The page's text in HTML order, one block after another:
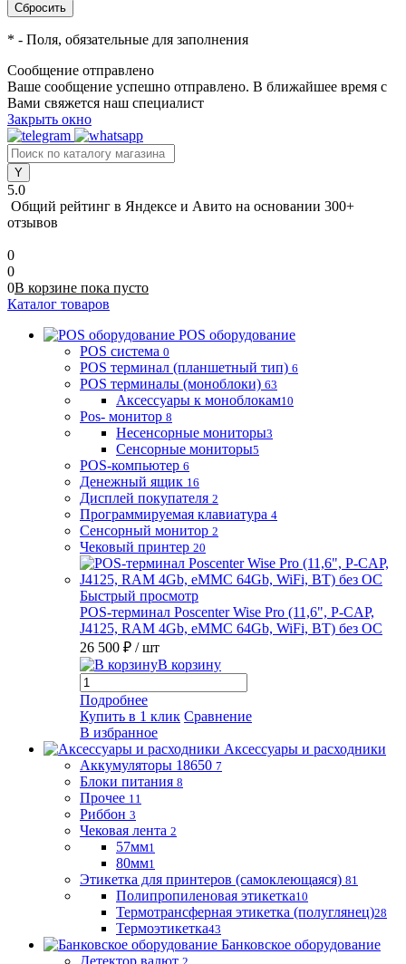
* - Поля, обязательные для заполнения
Сообщение отправлено
Ваше сообщение успешно отправлено. В ближайшее время с
Вами свяжется наш специалист
Закрыть окно
5.0
Общий рейтинг в Яндексе и Авито на основании 300+
отзывов
0
0
0В корзине пока пусто
Каталог товаров
POS оборудование
POS система 0
POS терминал (планшетный тип) 6
POS терминалы (моноблоки) 63
Аксессуары к моноблокам10
Pos- монитор 8
Несенсорные мониторы3
Сенсорные мониторы5
POS-компьютер 6
Денежный ящик 16
Дисплей покупателя 2
Программируемая клавиатура 4
Сенсорный монитор 2
Чековый принтер 20
Быстрый просмотр
POS-терминал Poscenter Wise Pro (11,6", P-CAP,
J4125, RAM 4Gb, eMMC 64Gb, WiFi, BT) без ОС
26 500 ₽ / шт
В корзину
Подробнее
Купить в 1 клик Сравнение
В избранное
Аксессуары и расходники
Аккумуляторы 18650 7
Блоки питания 8
Прочее 11
Риббон 3
Чековая лента 2
57мм1
80мм1
Этикетка для принтеров (самоклеющаяся) 81
Полипропиленовая этикетка10
Термотрансферная этикетка (полуглянец)28
Термоэтикетка43
Банковское оборудование
Детектор валют